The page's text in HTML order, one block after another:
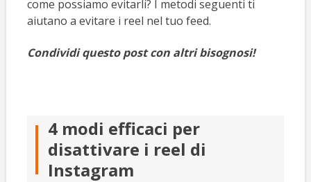
come possiamo evitarli? I metodi seguenti ti
aiutano a evitare i reel nel tuo feed.
Condividi questo post con altri bisognosi!
4 modi efficaci per
disattivare i reel di
Instagram